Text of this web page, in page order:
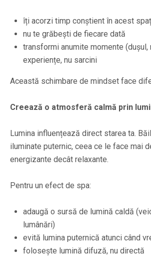
îți acorzi timp conștient în acest
nu te grăbești de fiecare dată
transformi anumite momente (dușul,
experiențe, nu sarcini
Această schimbare de mindset face
Creează o atmosferă calmă prin
Lumina influențează direct starea ta.
iluminate puternic, ceea ce le face mai
energizante decât relaxante.
Pentru un efect de spa:
adaugă o sursă de lumină caldă
lumânări)
evită lumina puternică atunci când
folosește lumină difuză, nu directă